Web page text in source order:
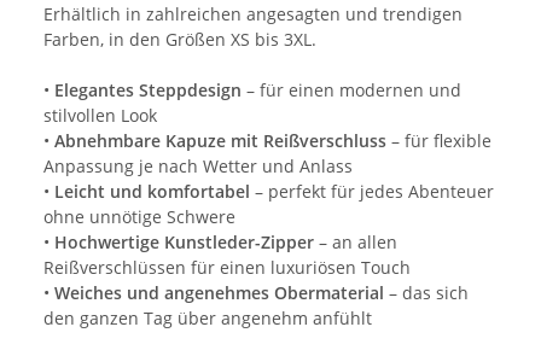
Erhältlich in zahlreichen angesagten und trendigen
Farben, in den Größen XS bis 3XL.
• Elegantes Steppdesign – für einen modernen und
stilvollen Look
• Abnehmbare Kapuze mit Reißverschluss – für flexible
Anpassung je nach Wetter und Anlass
• Leicht und komfortabel – perfekt für jedes Abenteuer
ohne unnötige Schwere
• Hochwertige Kunstleder-Zipper – an allen
Reißverschlüssen für einen luxuriösen Touch
• Weiches und angenehmes Obermaterial – das sich
den ganzen Tag über angenehm anfühlt